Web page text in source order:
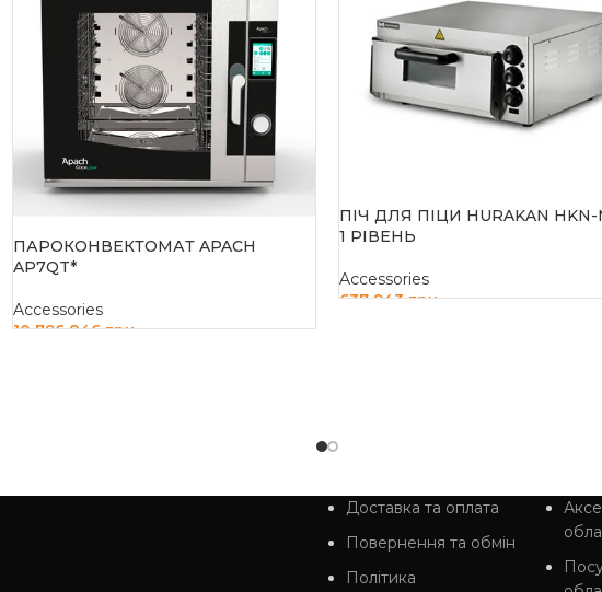
ПАРОКОНВЕКТОМАТ APACH
AP7QT*
Accessories
10 796 846грн
ПІЧ ДЛЯ ПІЦИ HURAKAN HKN-
1 РІВЕНЬ
Accessories
637 943грн
Доставка та оплата
Повернення та обмін
Політика